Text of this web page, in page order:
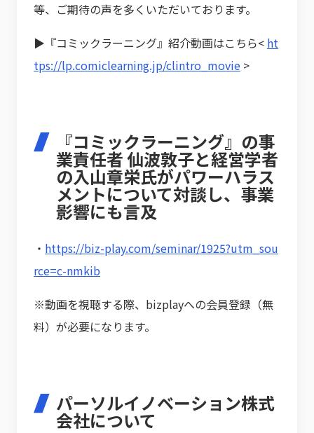
等、ご期待の声を多くいただいております。
▶『コミックラーニング』紹介動画はこちら< ht
tps://lp.comiclearning.jp/clintro_movie >
『コミックラーニング』の事
業責任者 仙波敦子と経営学者
の入山章栄氏がパワーハラス
メントについて対談し、事業
影響にも言及
・ https://biz-play.com/seminar/1925?utm_sou
rce=c-nmkib
※動画を視聴する際、bizplayへの会員登録（無
料）が必要になります。
パーソルイノベーション株式
会社について